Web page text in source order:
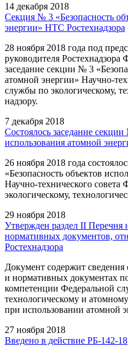
14 декабря 2018
Секция № 3 «Безопасность
энергии» НТС Ростехнадзора
28 ноября 2018 года под
руководителя
заседание секции № 3
атомной энергии» Научно-
службы по экологическому,
надзору.
7 декабря 2018
Состоялось заседание
использования атомной
26 ноября 2018 года
«Безопасность объектов
Научно-технического
экологическому,
29 ноября 2018
Утвержден раздел II Перечня
нормативных документов,
Ростехнадзора
Документ содержит
и нормативных документах
компетенции Федеральной
технологическому и
при использовании атомной
27 ноября 2018
Введено в действие РБ-142-18